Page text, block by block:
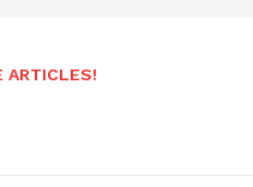
ARTICLES!